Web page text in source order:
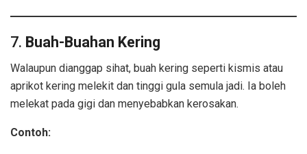
7. Buah-Buahan Kering
Walaupun dianggap sihat, buah kering seperti kismis atau
aprikot kering melekit dan tinggi gula semula jadi. Ia boleh
melekat pada gigi dan menyebabkan kerosakan.
Contoh: